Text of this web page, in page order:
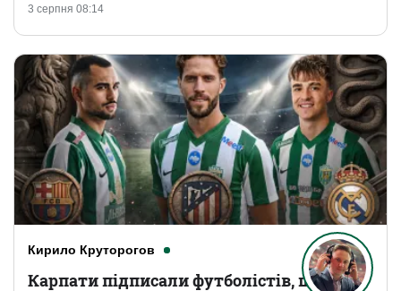
3 серпня 08:14
Кирило Круторогов
Карпати підписали футболістів, що